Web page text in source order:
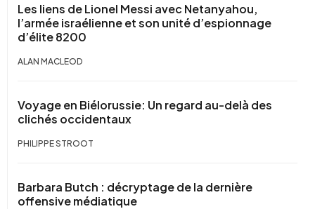
Les liens de Lionel Messi avec Netanyahou,
l’armée israélienne et son unité d’espionnage
d’élite 8200
ALAN MACLEOD
Voyage en Biélorussie: Un regard au-delà des
clichés occidentaux
PHILIPPE STROOT
Barbara Butch : décryptage de la dernière
offensive médiatique